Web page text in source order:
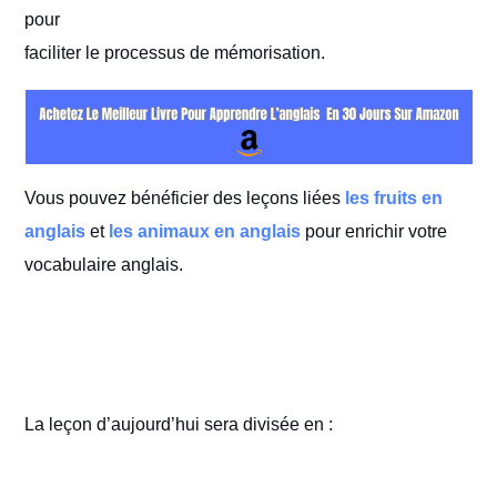
pour
faciliter le processus de mémorisation.
Vous pouvez bénéficier des leçons liées les fruits en
anglais et les animaux en anglais pour enrichir votre
vocabulaire anglais.
La leçon d’aujourd’hui sera divisée en :